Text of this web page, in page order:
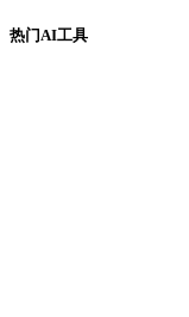
热门AI工具